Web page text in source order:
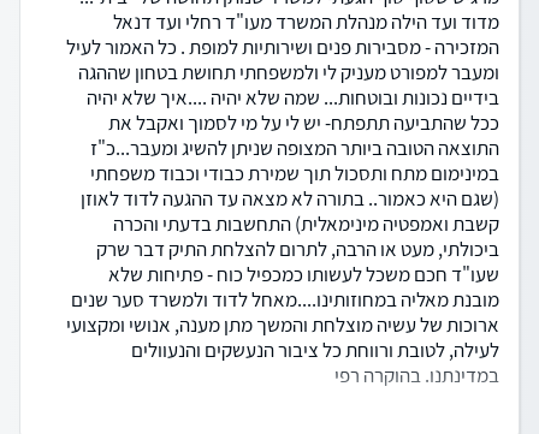
מדוד ועד הילה מנהלת המשרד מעו"ד רחלי ועד דנאל
המזכירה - מסבירות פנים ושירותיות למופת . כל האמור לעיל
ומעבר למפורט מעניק לי ולמשפחתי תחושת בטחון שההגה
בידיים נכונות ובוטחות... שמה שלא יהיה ....איך שלא יהיה
ככל שהתביעה תתפתח- יש לי על מי לסמוך ואקבל את
התוצאה הטובה ביותר המצופה שניתן להשיג ומעבר...כ"ז
במינימום מתח ותסכול תוך שמירת כבודי וכבוד משפחתי
(שגם היא כאמור.. בתורה לא מצאה עד ההגעה לדוד לאוזן
קשבת ואמפטיה מינימאלית) התחשבות בדעתי והכרה
ביכולתי, מעט או הרבה, לתרום להצלחת התיק דבר שרק
שעו"ד חכם משכל לעשותו כמכפיל כוח - פתיחות שלא
מובנת מאליה במחוזותינו....מאחל לדוד ולמשרד סער שנים
ארוכות של עשיה מוצלחת והמשך מתן מענה, אנושי ומקצועי
לעילה, לטובת ורווחת כל ציבור הנעשקים והנעוולים
במדינתנו. בהוקרה רפי